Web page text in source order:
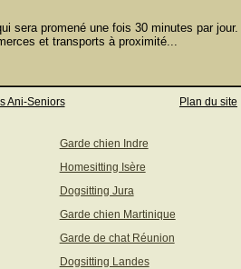
sera promené une fois 30 minutes par
et transports à proximité...
Ani-Seniors Plan du site
Garde chien Indre
Homesitting Isère
Dogsitting Jura
Garde chien Martinique
Garde de chat Réunion
Dogsitting Landes